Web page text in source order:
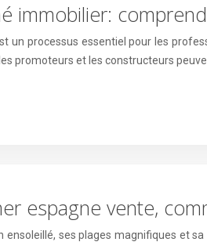
immobilier:
un processus essentiel pour les
promoteurs et les constructeurs
espagne vente,
ensoleillé, ses plages magnifiques et